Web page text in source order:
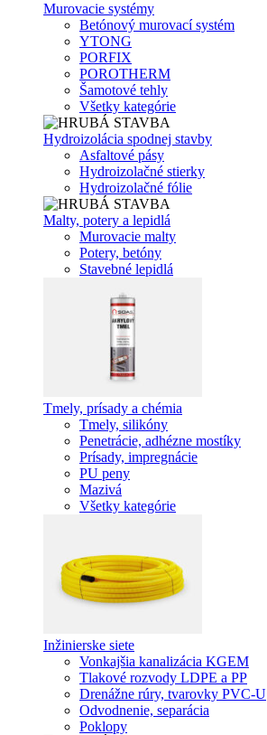
Murovacie systémy
Betónový murovací systém
YTONG
PORFIX
POROTHERM
Šamotové tehly
Všetky kategórie
Hydroizolácia spodnej stavby
Asfaltové pásy
Hydroizolačné stierky
Hydroizolačné fólie
Malty, potery a lepidlá
Murovacie malty
Potery, betóny
Stavebné lepidlá
Tmely, prísady a chémia
Tmely, silikóny
Penetrácie, adhézne mostíky
Prísady, impregnácie
PU peny
Mazivá
Všetky kategórie
Inžinierske siete
Vonkajšia kanalizácia KGEM
Tlakové rozvody LDPE a PP
Drenážne rúry, tvarovky PVC-U
Odvodnenie, separácia
Poklopy